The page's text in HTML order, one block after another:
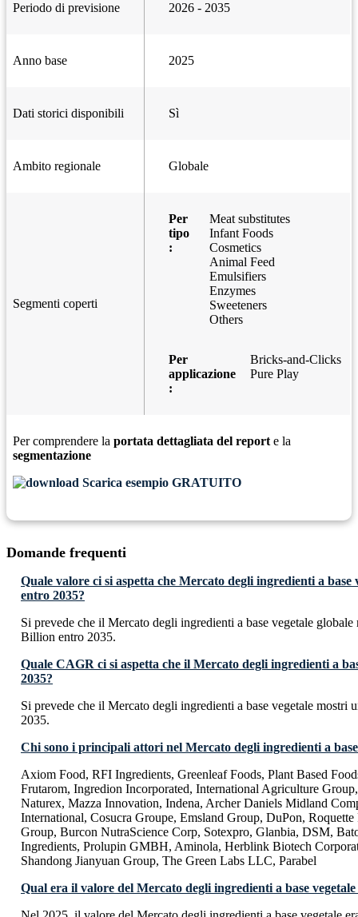
Periodo di previsione 2026 - 2035
Anno base 2025
Dati storici disponibili Sì
Ambito regionale Globale
Segmenti coperti
Per
tipo
:
Meat substitutes
Infant Foods
Cosmetics
Animal Feed
Emulsifiers
Enzymes
Sweeteners
Others
Per
applicazione
:
Bricks-and-Clicks
Pure Play
Per comprendere la portata dettagliata del report e la
segmentazione
Scarica esempio GRATUITO
Domande frequenti
Quale valore ci si aspetta che Mercato degli ingredienti a base
entro 2035?
Si prevede che il Mercato degli ingredienti a base vegetale
Billion entro 2035.
Quale CAGR ci si aspetta che il Mercato degli ingredienti a
2035?
Si prevede che il Mercato degli ingredienti a base vegetale mostri
2035.
Chi sono i principali attori nel Mercato degli ingredienti a base
Axiom Food, RFI Ingredients, Greenleaf Foods, Plant Based
Frutarom, Ingredion Incorporated, International Agriculture
Naturex, Mazza Innovation, Indena, Archer Daniels Midland
International, Cosucra Groupe, Emsland Group, DuPon,
Group, Burcon NutraScience Corp, Sotexpro, Glanbia, DSM,
Ingredients, Prolupin GMBH, Aminola, Herblink Biotech
Shandong Jianyuan Group, The Green Labs LLC, Parabel
Qual era il valore del Mercato degli ingredienti a base vegetale